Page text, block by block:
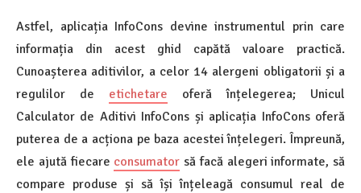
Astfel, aplicația InfoCons devine instrumentul prin care
informația din acest ghid capătă valoare practică.
Cunoașterea aditivilor, a celor 14 alergeni obligatorii și a
regulilor de etichetare oferă înțelegerea; Unicul
Calculator de Aditivi InfoCons și aplicația InfoCons oferă
puterea de a acționa pe baza acestei înțelegeri. Împreună,
ele ajută fiecare consumator să facă alegeri informate, să
compare produse și să își înțeleagă consumul real de